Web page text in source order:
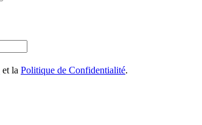
et la Politique de Confidentialité.